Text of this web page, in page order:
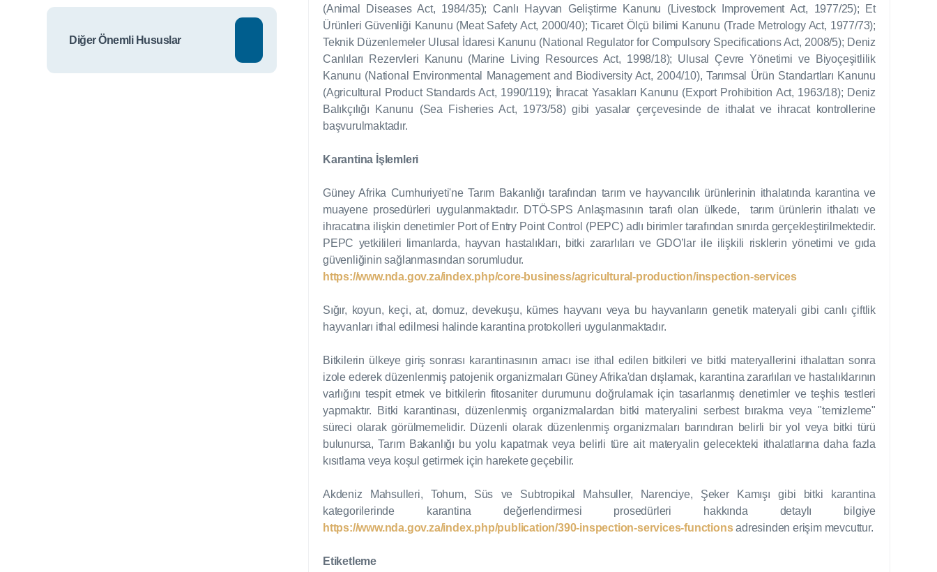
Diğer Önemli Hususlar
(Animal Diseases Act, 1984/35); Canlı Hayvan Geliştirme Kanunu (Livestock Improvement Act, 1977/25); Et
Ürünleri Güvenliği Kanunu (Meat Safety Act, 2000/40); Ticaret Ölçü bilimi Kanunu (Trade Metrology Act, 1977/73);
Teknik Düzenlemeler Ulusal İdaresi Kanunu (National Regulator for Compulsory Specifications Act, 2008/5); Deniz
Canlıları Rezervleri Kanunu (Marine Living Resources Act, 1998/18); Ulusal Çevre Yönetimi ve Biyoçeşitlilik
Kanunu (National Environmental Management and Biodiversity Act, 2004/10), Tarımsal Ürün Standartları Kanunu
(Agricultural Product Standards Act, 1990/119); İhracat Yasakları Kanunu (Export Prohibition Act, 1963/18); Deniz
Balıkçılığı Kanunu (Sea Fisheries Act, 1973/58) gibi yasalar çerçevesinde de ithalat ve ihracat kontrollerine
başvurulmaktadır.
Karantina İşlemleri
Güney Afrika Cumhuriyeti'ne Tarım Bakanlığı tarafından tarım ve hayvancılık ürünlerinin ithalatında karantina ve
muayene prosedürleri uygulanmaktadır. DTÖ-SPS Anlaşmasının tarafı olan ülkede, tarım ürünlerin ithalatı ve
ihracatına ilişkin denetimler Port of Entry Point Control (PEPC) adlı birimler tarafından sınırda gerçekleştirilmektedir.
PEPC yetkilileri limanlarda, hayvan hastalıkları, bitki zararlıları ve GDO’lar ile ilişkili risklerin yönetimi ve gıda
güvenliğinin sağlanmasından sorumludur.
https://www.nda.gov.za/index.php/core-business/agricultural-production/inspection-services
Sığır, koyun, keçi, at, domuz, devekuşu, kümes hayvanı veya bu hayvanların genetik materyali gibi canlı çiftlik
hayvanları ithal edilmesi halinde karantina protokolleri uygulanmaktadır.
Bitkilerin ülkeye giriş sonrası karantinasının amacı ise ithal edilen bitkileri ve bitki materyallerini ithalattan sonra
izole ederek düzenlenmiş patojenik organizmaları Güney Afrika'dan dışlamak, karantina zararlıları ve hastalıklarının
varlığını tespit etmek ve bitkilerin fitosaniter durumunu doğrulamak için tasarlanmış denetimler ve teşhis testleri
yapmaktır. Bitki karantinası, düzenlenmiş organizmalardan bitki materyalini serbest bırakma veya "temizleme"
süreci olarak görülmemelidir. Düzenli olarak düzenlenmiş organizmaları barındıran belirli bir yol veya bitki türü
bulunursa, Tarım Bakanlığı bu yolu kapatmak veya belirli türe ait materyalin gelecekteki ithalatlarına daha fazla
kısıtlama veya koşul getirmek için harekete geçebilir.
Akdeniz Mahsulleri, Tohum, Süs ve Subtropikal Mahsuller, Narenciye, Şeker Kamışı gibi bitki karantina
kategorilerinde karantina değerlendirmesi prosedürleri hakkında detaylı bilgiye
https://www.nda.gov.za/index.php/publication/390-inspection-services-functionsadresinden erişim mevcuttur.
Etiketleme